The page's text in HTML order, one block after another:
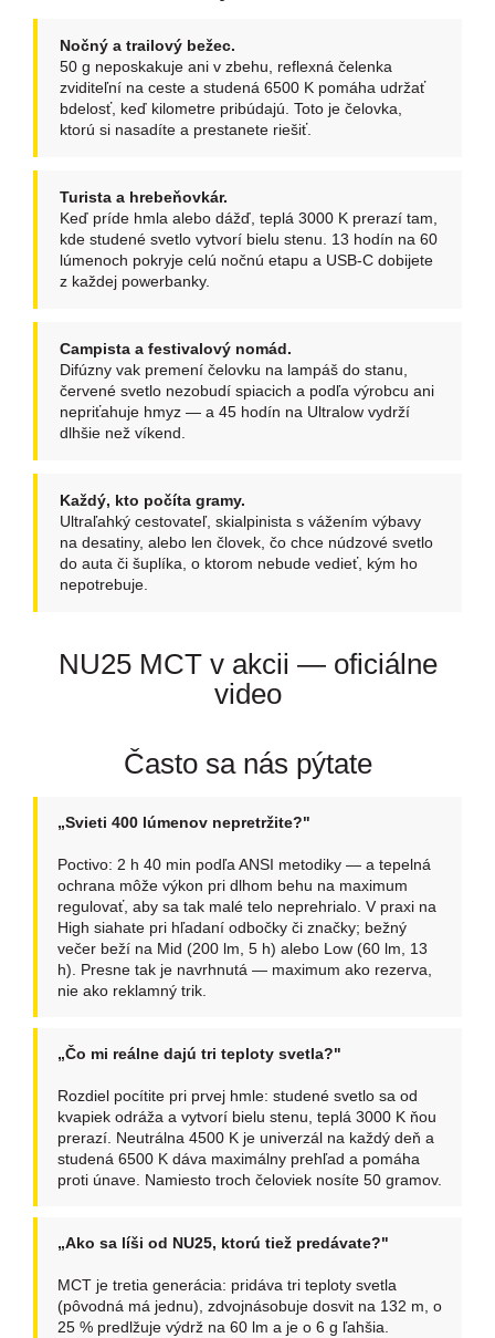
Nočný a trailový bežec.
50 g neposkakuje ani v zbehu, reflexná čelenka
zviditeľní na ceste a studená 6500 K pomáha udržať
bdelosť, keď kilometre pribúdajú. Toto je čelovka,
ktorú si nasadíte a prestanete riešiť.
Turista a hrebeňovkár.
Keď príde hmla alebo dážď, teplá 3000 K prerazí tam,
kde studené svetlo vytvorí bielu stenu. 13 hodín na 60
lúmenoch pokryje celú nočnú etapu a USB-C dobijete
z každej powerbanky.
Campista a festivalový nomád.
Difúzny vak premení čelovku na lampáš do stanu,
červené svetlo nezobudí spiacich a podľa výrobcu ani
nepriťahuje hmyz — a 45 hodín na Ultralow vydrží
dlhšie než víkend.
Každý, kto počíta gramy.
Ultraľahký cestovateľ, skialpinista s vážením výbavy
na desatiny, alebo len človek, čo chce núdzové svetlo
do auta či šuplíka, o ktorom nebude vedieť, kým ho
nepotrebuje.
NU25 MCT v akcii — oficiálne
video
Často sa nás pýtate
„Svieti 400 lúmenov nepretržite?"
Poctivo: 2 h 40 min podľa ANSI metodiky — a tepelná
ochrana môže výkon pri dlhom behu na maximum
regulovať, aby sa tak malé telo neprehrialo. V praxi na
High siahate pri hľadaní odbočky či značky; bežný
večer beží na Mid (200 lm, 5 h) alebo Low (60 lm, 13
h). Presne tak je navrhnutá — maximum ako rezerva,
nie ako reklamný trik.
„Čo mi reálne dajú tri teploty svetla?"
Rozdiel pocítite pri prvej hmle: studené svetlo sa od
kvapiek odráža a vytvorí bielu stenu, teplá 3000 K ňou
prerazí. Neutrálna 4500 K je univerzál na každý deň a
studená 6500 K dáva maximálny prehľad a pomáha
proti únave. Namiesto troch čeloviek nosíte 50 gramov.
„Ako sa líši od NU25, ktorú tiež predávate?"
MCT je tretia generácia: pridáva tri teploty svetla
(pôvodná má jednu), zdvojnásobuje dosvit na 132 m, o
25 % predlžuje výdrž na 60 lm a je o 6 g ľahšia.